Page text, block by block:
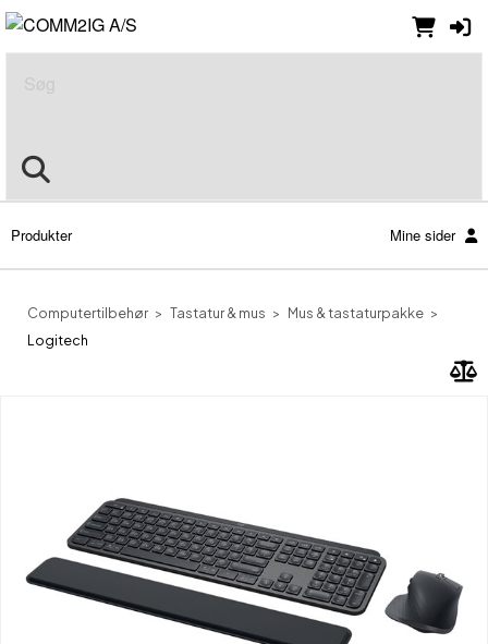
Produkter Mine sider
Computertilbehør Tastatur & mus
Mus & tastaturpakke
Logitech